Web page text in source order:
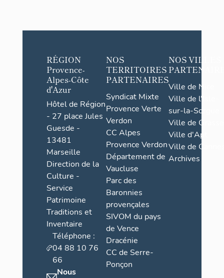
RÉGION
Provence-
Alpes-Côte
d'Azur
Hôtel de Région
- 27 place Jules
Guesde -
13481
Marseille
Direction de la
Culture -
Service
Patrimoine
Traditions et
Inventaire
Téléphone :
04 88 10 76
66
Nous
NOS
TERRITOIRES
PARTENAIRES
Syndicat Mixte
Provence Verte
Verdon
CC Alpes
Provence Verdon
Département de
Vaucluse
Parc des
Baronnies
provençales
SIVOM du pays
de Vence
Dracénie
CC de Serre-
Ponçon
NOS VILLES
Ville de Nice
Ville de l'Isle-
sur-la-Sorgue
Ville de Grasse
Ville d'Apt
Ville de
Archives